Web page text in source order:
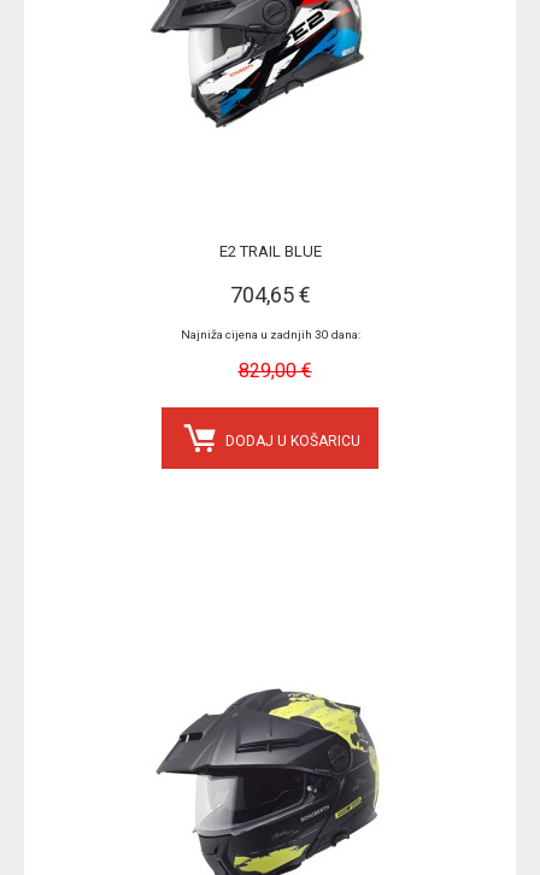
E2 TRAIL BLUE
704,65 €
Najniža cijena u zadnjih 30 dana:
829,00 €
DODAJ U KOŠARICU